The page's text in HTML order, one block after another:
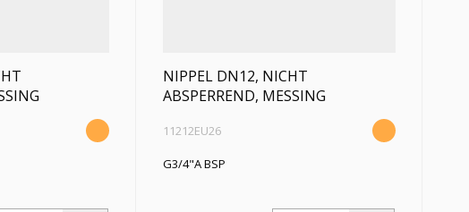
NIPPEL DN12, NICHT
ABSPERREND, MESSING
11212EU26
G3/4"A BSP